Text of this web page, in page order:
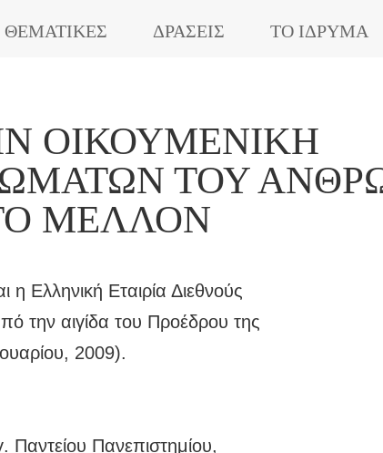
ΘΕΜΑΤΙΚΕΣ ΔΡΑΣΕΙΣ ΤΟ ΙΔΡΥΜΑ
ΟΙΚΟΥΜΕΝΙΚΉ
ΤΟΥ
ΜΈΛΛΟΝ
Ελληνική Εταιρία Διεθνούς
την αιγίδα του Προέδρου της
2009).
Παντείου Πανεπιστημίου,